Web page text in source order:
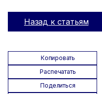
Назад к статьям
Копировать
Распечатать
Поделиться